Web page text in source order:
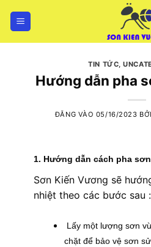
TIN TỨC,
Hướng dẫn pha
ĐĂNG VÀO 05/16/2023
1. Hướng dẫn cách pha
Sơn Kiến Vương sẽ
nhiệt theo các bước sau :
Lấy một lượng sơn
chặt để bảo vệ sơn